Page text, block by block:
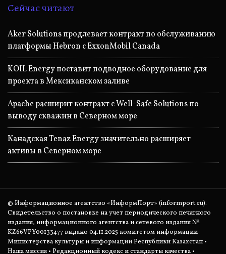
Сейчас читают
Aker Solutions продлевает контракт по обслуживанию
платформы Hebron с ExxonMobil Canada
KOIL Energy поставит подводное оборудование для
проекта в Мексиканском заливе
Apache расширит контракт с Well-Safe Solutions по
выводу скважин в Северном море
Канадская Tenaz Energy значительно расширяет
активы в Северном море
© Информационное агентство «ИнформПорт» (informport.ru).
Свидетельство о постановке на учет периодического печатного
издания, информационного агентства и сетевого издания №
KZ66VPY00133477 выдано 04.11.2025 комитетом информации
Министерства культуры и информации Республики Казахстан •
Наша миссия • Редакционный кодекс и стандарты качества •